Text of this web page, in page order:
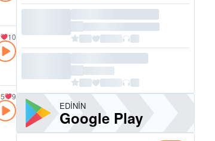
10
5 9
EDININ
Google Play